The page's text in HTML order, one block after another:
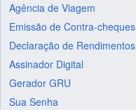
Agência de Viagem
Emissão de Contra-cheques
Declaração de Rendimentos
Assinador Digital
Gerador GRU
Sua Senha